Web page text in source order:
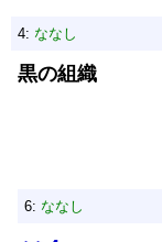
4: ななし
黒の組織
6: ななし